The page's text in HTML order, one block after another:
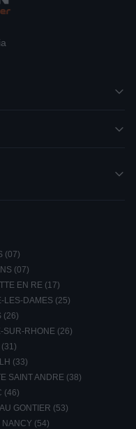
(07)
(07)
EN RE (17)
LES-DAMES (25)
(26)
SUR-RHONE (26)
(33)
SAINT ANDRE (38)
(46)
GONTIER (53)
(54)